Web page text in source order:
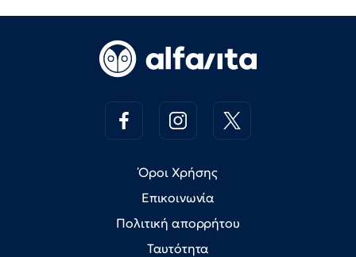
Όροι Χρήσης
Επικοινωνία
Πολιτική απορρήτου
Ταυτότητα